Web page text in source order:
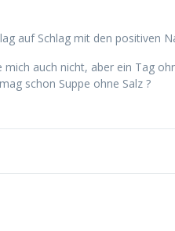
auf Schlag mit den positiven
mich auch nicht, aber ein Tag
schon Suppe ohne Salz ?